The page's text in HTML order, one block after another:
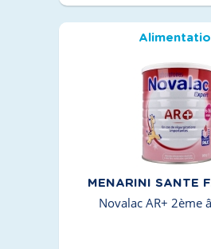
MENARINI SANTE
Novalac AR+ 2ème